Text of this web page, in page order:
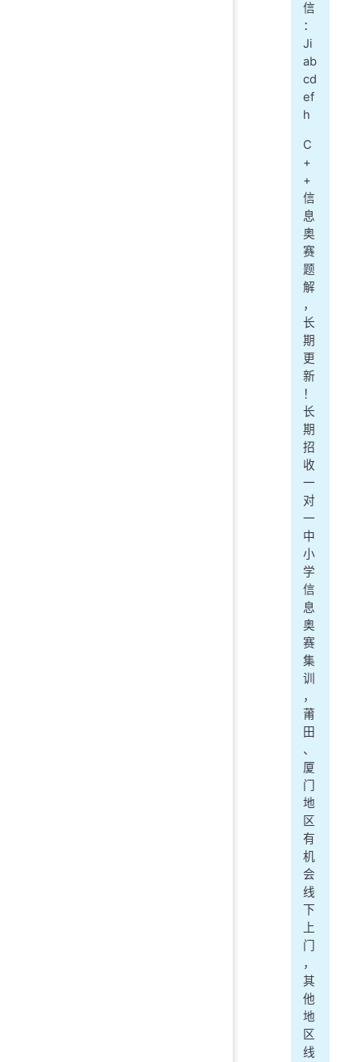
信
：
Ji
ab
cd
ef
h
C
+
+
信
息
奥
赛
题
解
，
长
期
更
新
！
长
期
招
收
一
对
一
中
小
学
信
息
奥
赛
集
训
，
莆
田
、
厦
门
地
区
有
机
会
线
下
上
门
，
其
他
地
区
线